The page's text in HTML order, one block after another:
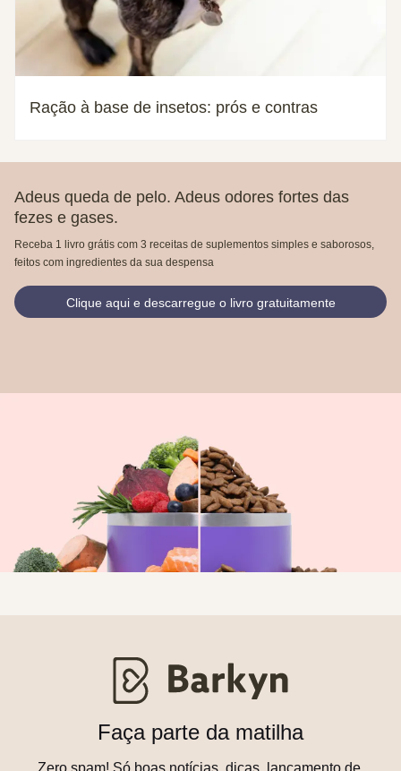
Ração à base de insetos: prós e contras
Adeus queda de pelo. Adeus odores fortes das
fezes e gases.
Receba 1 livro grátis com 3 receitas de suplementos simples e saborosos,
feitos com ingredientes da sua despensa
Clique aqui e descarregue o livro gratuitamente
Faça parte da matilha
Zero spam! Só boas notícias, dicas, lançamento de